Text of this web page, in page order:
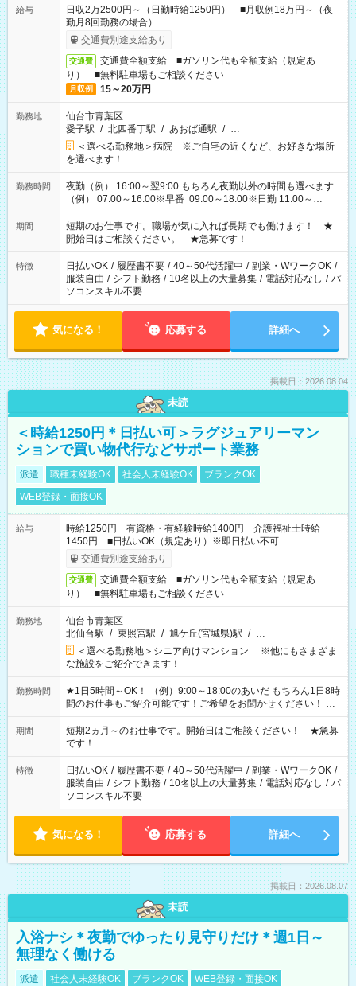
給与
日収2万2500円～（日勤時給1250円） ■月収例18万円～（夜
勤月8回勤務の場合）
交通費別途支給あり
交通費
交通費全額支給 ■ガソリン代も全額支給（規定あ
り） ■無料駐車場もご相談ください
月収例 15～20万円
勤務地
仙台市青葉区
愛子駅 / 北四番丁駅 / あおば通駅 / …
＜選べる勤務地＞病院 ※ご自宅の近くなど、お好きな場所
を選べます！
勤務時間
夜勤（例） 16:00～翌9:00 もちろん夜勤以外の時間も選べます
（例） 07:00～16:00※早番 09:00～18:00※日勤 11:00～
20:00※遅番 ※時間は、固定・選べる施設もあるので、ご希望が
あれば調整できます！ ※シフト制。勤務地により実働時間が異
なります。★家庭の都合でお休みが必要な場合も遠慮なくご相
談ください。
期間
短期のお仕事です。職場が気に入れば長期でも働けます！ ★
開始日はご相談ください。 ★急募です！
特徴 日払いOK / 履歴書不要 / 40～50代活躍中 / 副業・WワークOK /
服装自由 / シフト勤務 / 10名以上の大量募集 / 電話対応なし / パ
ソコンスキル不要
気になる！ 応募する 詳細へ
掲載日：2026.08.04
未読
＜時給1250円＊日払い可＞ラグジュアリーマン
ションで買い物代行などサポート業務
派遣 職種未経験OK 社会人未経験OK
ブランクOK
WEB登録・面接OK
給与
時給1250円 有資格・有経験時給1400円 介護福祉士時給
1450円 ■日払いOK（規定あり）※即日払い不可
交通費別途支給あり
交通費
交通費全額支給 ■ガソリン代も全額支給（規定あ
り） ■無料駐車場もご相談ください
勤務地
仙台市青葉区
北仙台駅 / 東照宮駅 / 旭ケ丘(宮城県)駅 / …
＜選べる勤務地＞シニア向けマンション ※他にもさまざま
な施設をご紹介できます！
勤務時間
★1日5時間～OK！ （例）9:00～18:00のあいだ もちろん1日8時
間のお仕事もご紹介可能です！ご希望をお聞かせください！ ★
家庭の都合でお休みが必要な場合も遠慮なくご相談ください。
※週最低15時間以上の勤務が必要です
期間
短期2ヵ月～のお仕事です。開始日はご相談ください！ ★急募
です！
特徴 日払いOK / 履歴書不要 / 40～50代活躍中 / 副業・WワークOK /
服装自由 / シフト勤務 / 10名以上の大量募集 / 電話対応なし / パ
ソコンスキル不要
気になる！ 応募する 詳細へ
掲載日：2026.08.07
未読
入浴ナシ＊夜勤でゆったり見守りだけ＊週1日～
無理なく働ける
派遣 社会人未経験OK ブランクOK WEB登録・面接OK